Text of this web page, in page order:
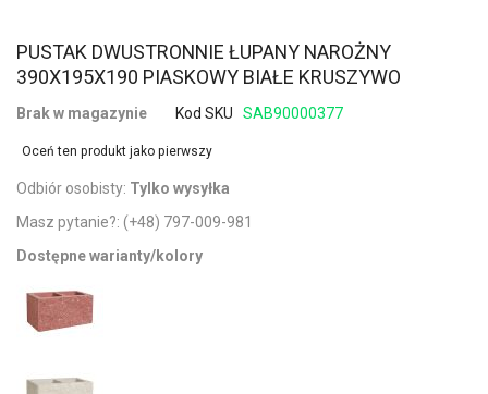
PUSTAK DWUSTRONNIE ŁUPANY NAROŻNY
390X195X190 PIASKOWY BIAŁE KRUSZYWO
Brak w magazynie Kod SKU SAB90000377
Oceń ten produkt jako pierwszy
Odbiór osobisty: Tylko wysyłka
Masz pytanie?: (+48) 797-009-981
Dostępne warianty/kolory